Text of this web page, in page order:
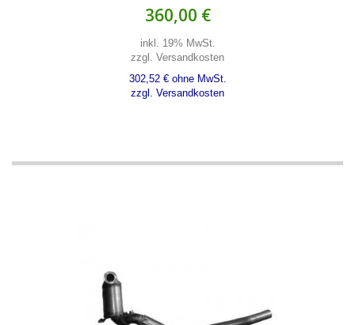
360,00 €
inkl. 19% MwSt.
zzgl. Versandkosten
302,52 € ohne MwSt.
zzgl. Versandkosten